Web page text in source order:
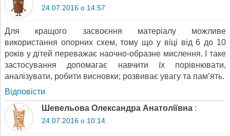
24.07.2016 о 14:57
Для кращого засвоєння матеріалу можливе
використання опорних схем, тому що у віці від 6 до 10
років у дітей переважає наочно-образне мислення. І таке
застосування допомагає навчити їх порівнювати,
аналізувати, робити висновки; розвиває увагу та пам’ять.
Відповіcти
Шевельова Олександра Анатоліївна :
24.07.2016 о 10:14